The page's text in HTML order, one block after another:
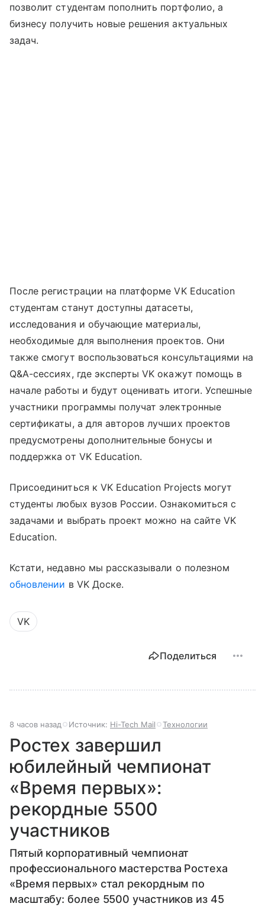
позволит студентам пополнить портфолио, а
бизнесу получить новые решения актуальных
задач.
После регистрации на платформе VK Education
студентам станут доступны датасеты,
исследования и обучающие материалы,
необходимые для выполнения проектов. Они
также смогут воспользоваться консультациями на
Q&A-сессиях, где эксперты VK окажут помощь в
начале работы и будут оценивать итоги. Успешные
участники программы получат электронные
сертификаты, а для авторов лучших проектов
предусмотрены дополнительные бонусы и
поддержка от VK Education.
Присоединиться к VK Education Projects могут
студенты любых вузов России. Ознакомиться с
задачами и выбрать проект можно на сайте VK
Education.
Кстати, недавно мы рассказывали о полезном
обновлении в VK Доске.
VK
Поделиться
8 часов назад Источник: Hi-Tech Mail Технологии
Ростех завершил
юбилейный чемпионат
«Время первых»:
рекордные 5500
участников
Пятый корпоративный чемпионат
профессионального мастерства Ростеха
«Время первых» стал рекордным по
масштабу: более 5500 участников из 45